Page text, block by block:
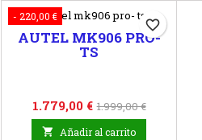
- 220,00 €
AUTEL MK906 PRO-
TS
Precio
1.779,00 € Precio
base
1.999,00 €
 Añadir al carrito
favorite_border